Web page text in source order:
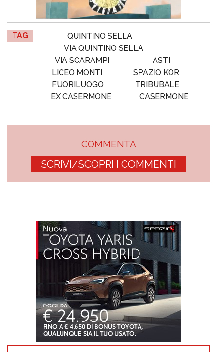
TAG
QUINTINO SELLA
VIA QUINTINO SELLA
VIA SCARAMPI
ASTI
LICEO MONTI
SPAZIO KOR
FUORILUOGO
TRIBUBALE
EX CASERMONE
CASERMONE
COMMENTA
SCRIVI/SCOPRI I COMMENTI